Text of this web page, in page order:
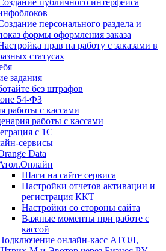
публичного интерфейса
персонального раздела и
формы оформления заказа
прав на работу с заказами в
статусах
задания
без штрафов
54-ФЗ
работы с кассами
работы с кассами
с 1С
сервисы
Data
Шаги на сайте сервиса
Настройки отчетов активации и
регистрация ККТ
Настройки со стороны сайта
Важные моменты при работе с
кассой
онлайн-касс АТОЛ,